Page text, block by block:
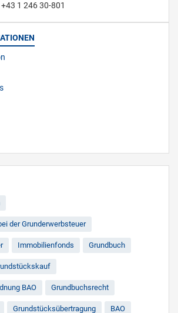
1 246 30-801
der Grunderwerbsteuer
Immobilienfonds Grundbuch
BAO Grundbuchsrecht
Grundstücksübertragung BAO